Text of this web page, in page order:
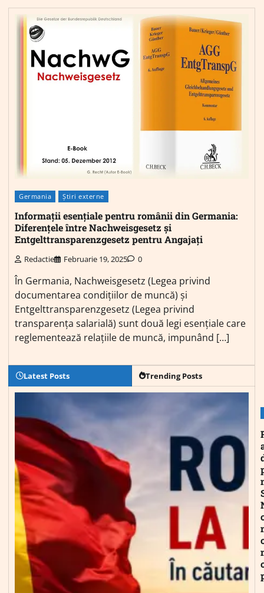
Germania Știri externe
Informații esențiale pentru românii din Germania:
Diferențele între Nachweisgesetz și
Entgelttransparenzgesetz pentru Angajați
Redactie Februarie 19, 2025 0
În Germania, Nachweisgesetz (Legea privind
documentarea condițiilor de muncă) și
Entgelttransparenzgesetz (Legea privind
transparența salarială) sunt două legi esențiale care
reglementează relațiile de muncă, impunând […]
Latest Posts Trending Posts